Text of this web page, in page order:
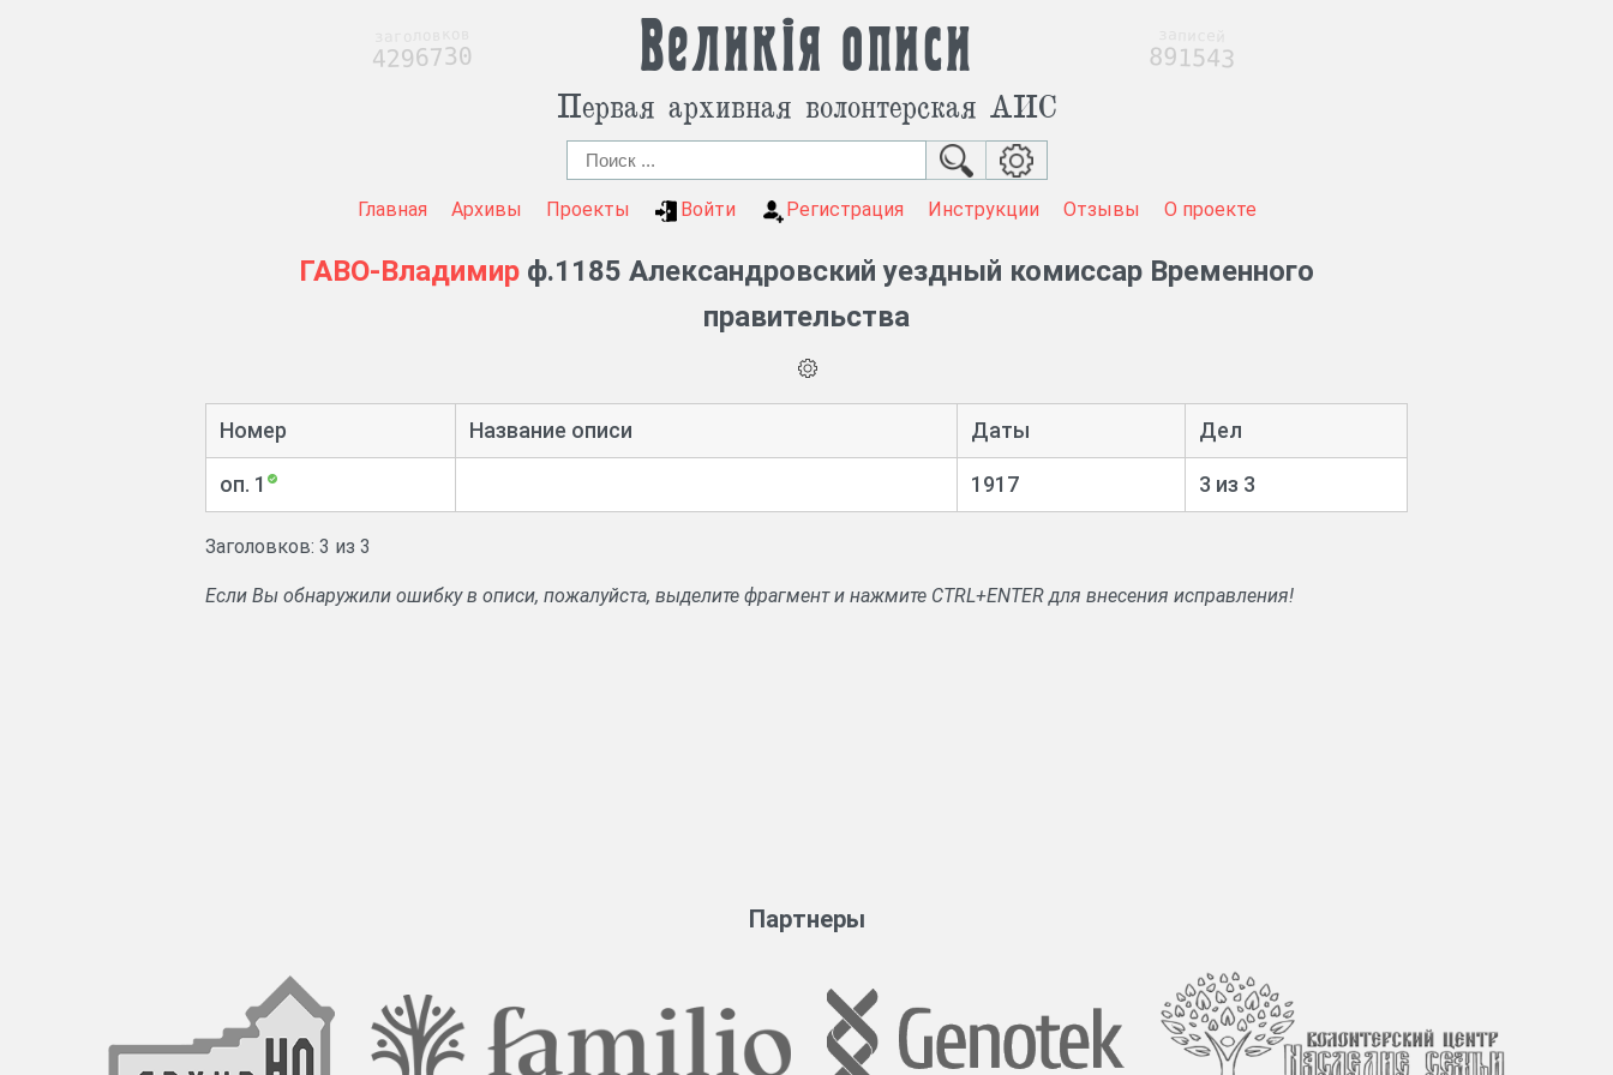
Великія описи
Первая архивная волонтерская АИС
Главная Архивы Проекты Войти Регистрация Инструкции Отзывы О проекте
ГАВО-Владимир ф.1185 Александровский уездный комиссар Временного
правительства
Номер Название описи Даты Дел
оп. 1 1917 3 из 3
Заголовков: 3 из 3
Если Вы обнаружили ошибку в описи, пожалуйста, выделите фрагмент и нажмите CTRL+ENTER для внесения исправления!
Партнеры
4296730 891543